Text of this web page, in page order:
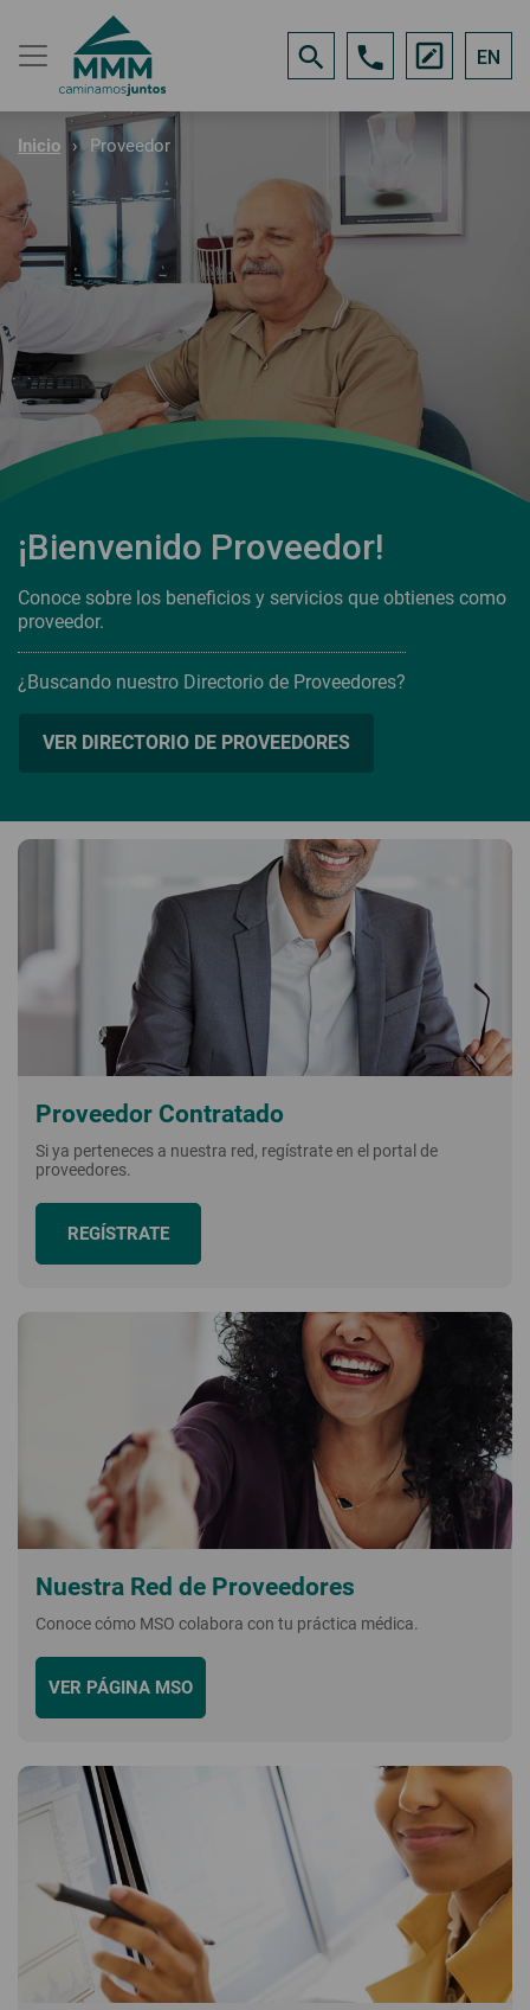
EN
Inicio Proveedor
¡Bienvenido Proveedor!
Conoce sobre los beneficios y servicios que obtienes como
proveedor.
¿Buscando nuestro Directorio de Proveedores?
VER DIRECTORIO DE PROVEEDORES
Proveedor Contratado
Si ya perteneces a nuestra red, regístrate en el portal de
proveedores.
REGÍSTRATE
Nuestra Red de Proveedores
Conoce cómo MSO colabora con tu práctica médica.
VER PÁGINA MSO